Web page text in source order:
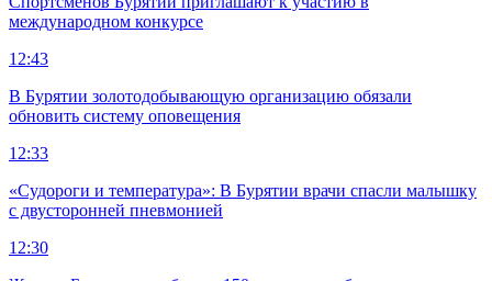
международном конкурсе
12:43
В Бурятии золотодобывающую организацию обязали
обновить систему оповещения
12:33
«Судороги и температура»: В Бурятии врачи спасли малышку
с двусторонней пневмонией
12:30